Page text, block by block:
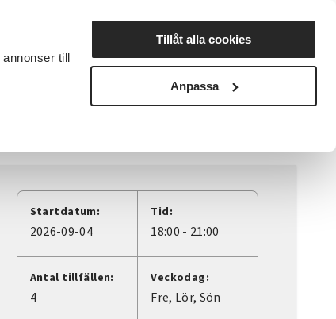
till
Tillåt alla cookies
Anpassa
Nyheter Avdelningar
Startdatum:
2026-09-04
Tid:
18:00 - 21:00
Antal tillfällen:
4
Veckodag:
Fre Lör Sön